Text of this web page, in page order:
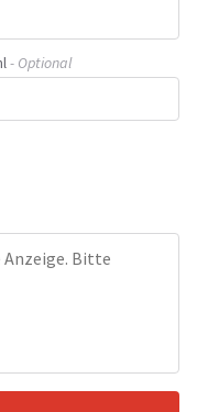
- Optional